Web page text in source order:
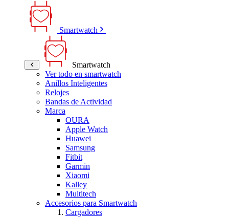
Smartwatch
Smartwatch
Ver todo en smartwatch
Anillos Inteligentes
Relojes
Bandas de Actividad
Marca
OURA
Apple Watch
Huawei
Samsung
Fitbit
Garmin
Xiaomi
Kalley
Multitech
Accesorios para Smartwatch
Cargadores